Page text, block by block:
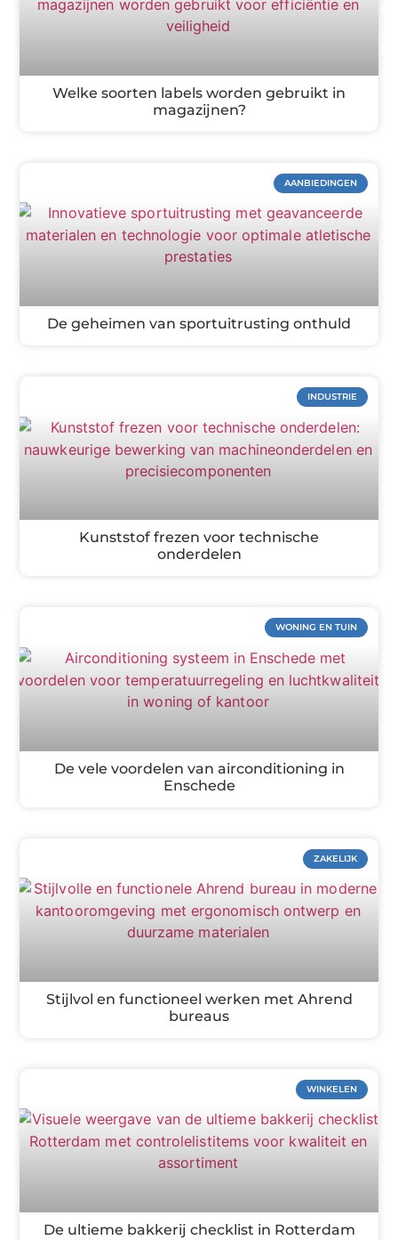
Welke soorten labels worden gebruikt in
magazijnen?
AANBIEDINGEN
De geheimen van sportuitrusting onthuld
INDUSTRIE
Kunststof frezen voor technische
onderdelen
WONING EN TUIN
De vele voordelen van airconditioning in
Enschede
ZAKELIJK
Stijlvol en functioneel werken met Ahrend
bureaus
WINKELEN
De ultieme bakkerij checklist in Rotterdam